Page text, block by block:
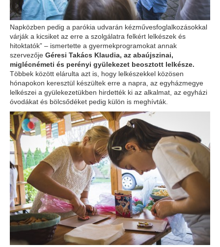
Napközben pedig a parókia udvarán kézművesfoglalkozásokkal
várják a kicsiket az erre a szolgálatra felkért lelkészek és
hitoktatók” – ismertette a gyermekprogramokat annak
szervezője Géresi Takács Klaudia, az abaújszinai,
miglécnémeti és perényi gyülekezet beosztott lelkésze.
Többek között elárulta azt is, hogy lelkészekkel közösen
hónapokon keresztül készültek erre a napra, az egyházmegye
lelkészei a gyülekezetükben hirdették ki az alkalmat, az egyházi
óvodákat és bölcsődéket pedig külön is meghívták.